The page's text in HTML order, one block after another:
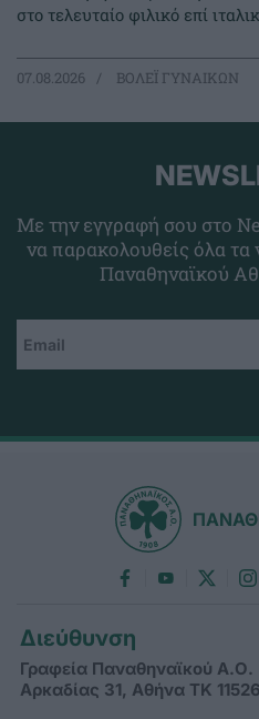
στο τελευταίο φιλικό επί
07.08.2026 ΒΟΛΕΪ ΓΥΝΑΙΚΩΝ
Με την εγγραφή σου στο
να παρακολουθείς όλα τα
Παναθηναϊκού
Διεύθυνση
Γραφεία Παναθηναϊκού Α.Ο.
Αρκαδίας 31, Αθήνα ΤΚ 11526